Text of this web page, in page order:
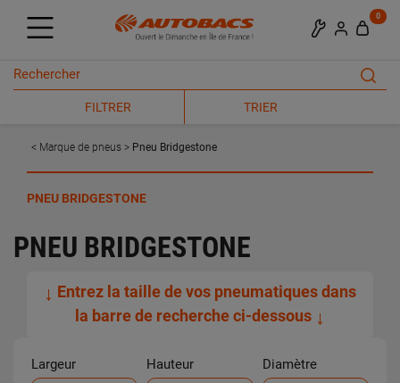
0
FILTRER TRIER
Marque de pneus Pneu Bridgestone
PNEU BRIDGESTONE
PNEU BRIDGESTONE
↓ Entrez la taille de vos pneumatiques dans
la barre de recherche ci-dessous ↓
Largeur Hauteur Diamètre